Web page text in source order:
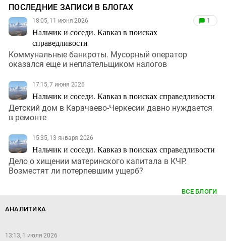
ПОСЛЕДНИЕ ЗАПИСИ В БЛОГАХ
18:05, 11 июня 2026
Нальчик и соседи. Кавказ в поисках
справедливости
1
Коммунальные банкроты. Мусорный оператор
оказался еще и неплательщиком налогов
17:15, 7 июня 2026
Нальчик и соседи. Кавказ в поисках справедливости
Детский дом в Карачаево-Черкесии давно нуждается
в ремонте
15:35, 13 января 2026
Нальчик и соседи. Кавказ в поисках справедливости
Дело о хищении материнского капитала в КЧР.
Возместят ли потерпевшим ущерб?
ВСЕ БЛОГИ
АНАЛИТИКА
13:13, 1 июля 2026